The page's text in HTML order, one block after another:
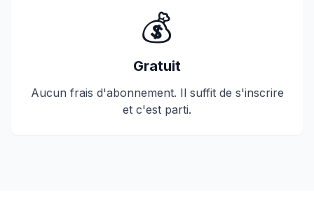
💰
Gratuit
Aucun frais d'abonnement. Il suffit de s'inscrire
et c'est parti.